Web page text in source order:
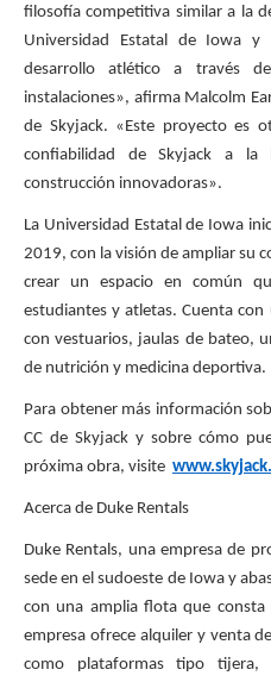
filosofía competitiva similar a la
Universidad Estatal de Iowa y
desarrollo atlético a través
instalaciones», afirma Malcolm
de Skyjack. «Este proyecto es
confiabilidad de Skyjack a
construcción innovadoras».
La Universidad Estatal de Iowa
2019, con la visión de ampliar su
crear un espacio en común
estudiantes y atletas. Cuenta
con vestuarios, jaulas de bateo,
de nutrición y medicina deportiva.
Para obtener más información
CC de Skyjack y sobre cómo
próxima obra, visite
Acerca de Duke Rentals
Duke Rentals, una empresa de
sede en el sudoeste de Iowa y
con una amplia flota que
empresa ofrece alquiler y venta
como plataformas tipo tijera,